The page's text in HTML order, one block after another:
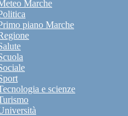
Marche
piano Marche
e scienze